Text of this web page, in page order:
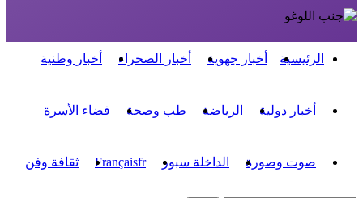
الرئيسية أخبار جهوية أخبار الصحراء أخبار وطنية
أخبار دولية الرياضة طب وصحة فضاء الأسرة
صوت وصورة الداخلة سبور Françaisfr ثقافة وفن